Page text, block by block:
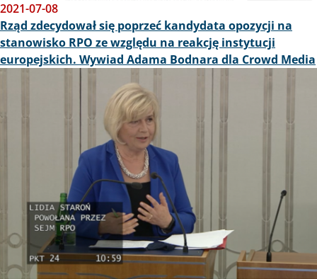
2021-07-08
Rząd zdecydował się poprzeć kandydata opozycji na
stanowisko RPO ze względu na reakcję instytucji
europejskich. Wywiad Adama Bodnara dla Crowd Media
Obraz